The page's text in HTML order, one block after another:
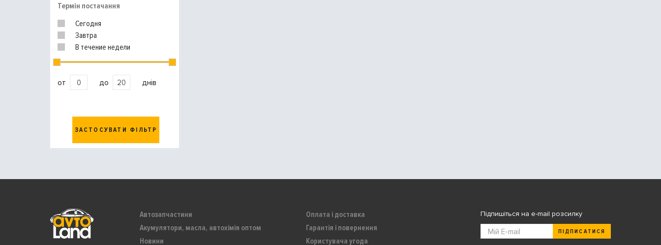
Термін постачання
Сегодня
Завтра
В течение недели
от до днів
ЗАСТОСУВАТИ ФІЛЬТР
Автозапчастини
Акумулятори, масла, автохімія оптом
Новини
Оплата і доставка
Гарантія і повернення
Користувача угода
Підпишіться на e-mail розсилку
ПІДПИСАТИСЯ